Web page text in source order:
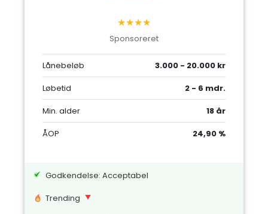
★★★★
Sponsoreret
Lånebeløb
3.000 - 20.000 kr
Løbetid
2 - 6 mdr.
Min. alder
18 år
ÅOP
24,90 %
Godkendelse: Acceptabel
Trending